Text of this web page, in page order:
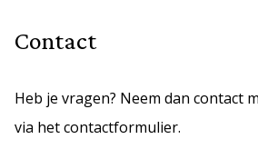
Contact
Heb je vragen? Neem dan contact
via het contactformulier.